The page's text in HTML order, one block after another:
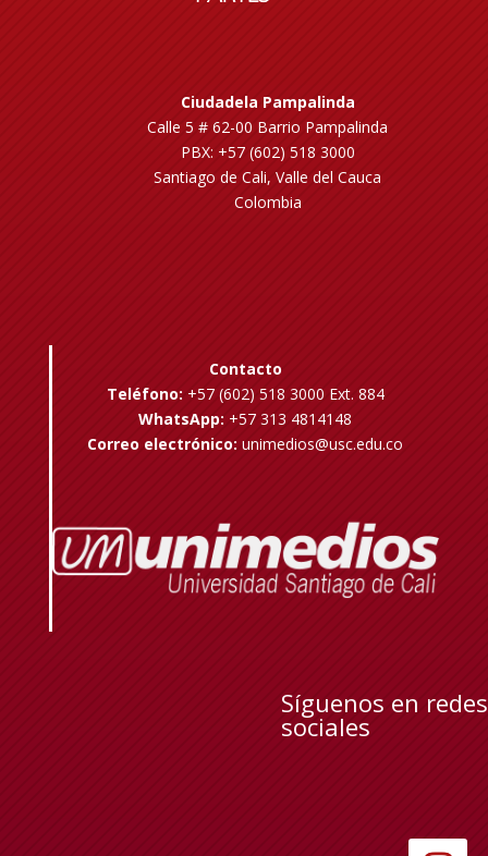
Ciudadela Pampalinda
Calle 5 # 62-00 Barrio Pampalinda
PBX: +57 (602) 518 3000
Santiago de Cali, Valle del Cauca
Colombia
Contacto
Teléfono: +57 (602) 518 3000 Ext. 884
WhatsApp: +57 313 4814148
Correo electrónico: unimedios@usc.edu.co
Síguenos en redes
sociales